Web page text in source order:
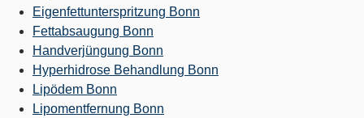
Eigenfettunterspritzung Bonn
Fettabsaugung Bonn
Handverjüngung Bonn
Hyperhidrose Behandlung Bonn
Lipödem Bonn
Lipomentfernung Bonn